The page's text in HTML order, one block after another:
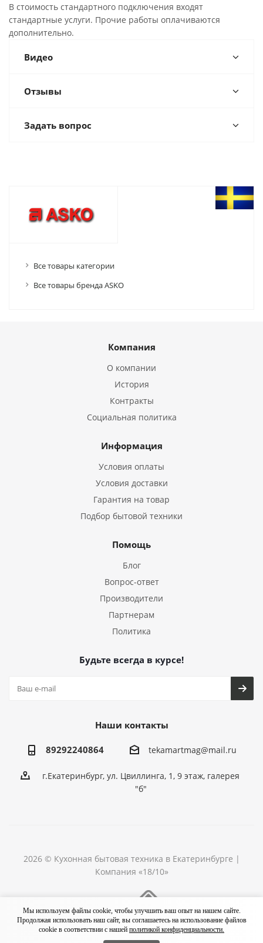
В стоимость стандартного подключения входят
стандартные услуги. Прочие работы оплачиваются
дополнительно.
Видео
Отзывы
Задать вопрос
Все товары категории
Все товары бренда ASKO
Компания
О компании
История
Контракты
Социальная политика
Информация
Условия оплаты
Условия доставки
Гарантия на товар
Подбор бытовой техники
Помощь
Блог
Вопрос-ответ
Производители
Партнерам
Политика
Будьте всегда в курсе!
Наши контакты
89292240864 tekamartmag@mail.ru
г.Екатеринбург, ул. Цвиллинга, 1, 9 этаж, галерея
"б"
2026 © Кухонная бытовая техника в Екатеринбурге |
Компания «18/10»
Мы используем файлы cookie, чтобы улучшить ваш опыт на нашем сайте.
Продолжая использовать наш сайт, вы соглашаетесь на использование файлов
cookie в соответствии с нашей политикой конфиденциальности.